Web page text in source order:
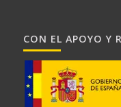
CON EL APOYO Y